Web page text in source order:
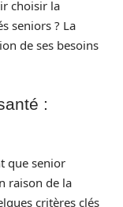
choisir la
seniors ? La
de ses besoins
:
que senior
raison de la
critères clés